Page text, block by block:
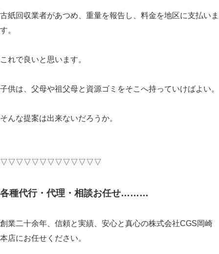
古紙回収業者があつめ、重量を報告し、料金を地区に支払いま
す。
これで良いと思います。
子供は、父母や祖父母と資源ゴミをそこへ持っていけばよい。
そんな提案は出来ないだろうか。
▽▽▽▽▽▽▽▽▽▽▽▽▽
各種代行・代理・相談お任せ………
創業二十余年、信頼と実績、安心と真心の株式会社CGS岡崎
本店にお任せください。